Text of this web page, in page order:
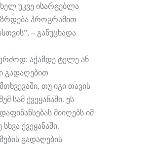
უკვე ისარგებლა
პროგრამით
– განუცხადა
აქამდე ტელე ან
გადაღებით
თუ იგი თავის
სამ ქვეყანაში. ეს
მიიღებს იმ
ქვეყანაში.
გადაღების